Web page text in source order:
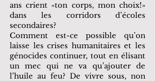
ans crient «ton corps, mon choix!»
dans les corridors d’écoles
secondaires?
Comment est-ce possible qu’on
laisse les crises humanitaires et les
génocides continuer, tout en élisant
un mec qui ne va qu’ajouter de
l’huile au feu? De vivre sous, non